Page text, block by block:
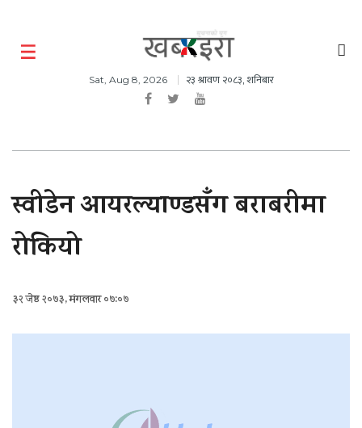
Sat, Aug 8, 2026 २३ श्रावण २०८३, शनिबार
स्वीडेन आयरल्याण्डसँग बराबरीमा
रोकियो
३२ जेष्ठ २०७३, मंगलवार ०७:०७